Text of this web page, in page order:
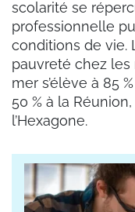
scolarité se
professionnelle
conditions de vie.
pauvreté chez
mer s’élève à 85
50 % à la
l’Hexagone.